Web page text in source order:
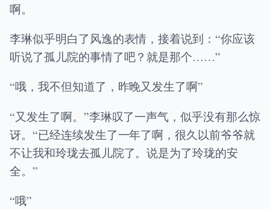
啊。
李琳似乎明白了风逸的表情，接着说到：“你应该
听说了孤儿院的事情了吧？就是那个……”
“哦，我不但知道了，昨晚又发生了啊”
“又发生了啊。”李琳叹了一声气，似乎没有那么惊
讶。“已经连续发生了一年了啊，很久以前爷爷就
不让我和玲珑去孤儿院了。说是为了玲珑的安
全。”
“哦”